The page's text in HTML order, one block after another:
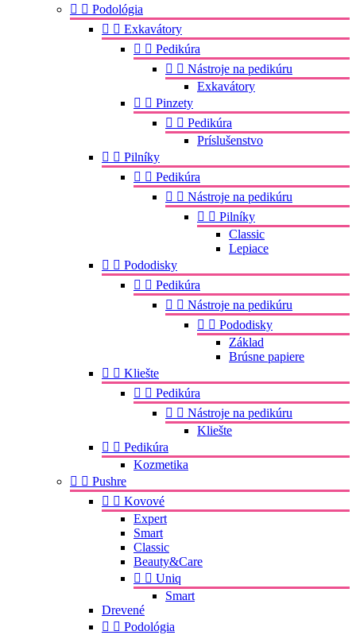
  Podológia
  Exkavátory
  Pedikúra
  Nástroje na pedikúru
Exkavátory
  Pinzety
  Pedikúra
Príslušenstvo
  Pilníky
  Pedikúra
  Nástroje na pedikúru
  Pilníky
Classic
Lepiace
  Pododisky
  Pedikúra
  Nástroje na pedikúru
  Pododisky
Základ
Brúsne papiere
  Kliešte
  Pedikúra
  Nástroje na pedikúru
Kliešte
  Pedikúra
Kozmetika
  Pushre
  Kovové
Expert
Smart
Classic
Beauty&Care
  Uniq
Smart
Drevené
  Podológia